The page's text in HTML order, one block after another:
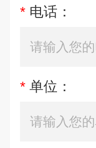
* 电话：
* 单位：